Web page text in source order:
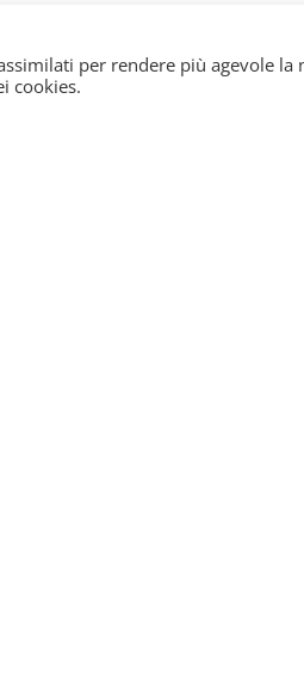
per rendere più agevole
cookies.